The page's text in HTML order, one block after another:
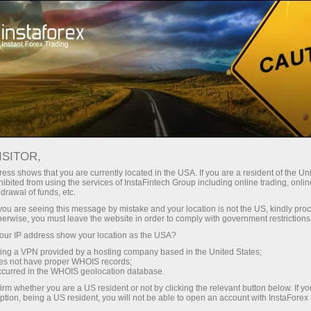
Journaliste de demandes de renseignements
Journalist inquiries
Nous sommes prêts à répondre à vos questions
concernant le fonctionnement du Groupe de
sociétés InstaFintech des: faits, commentaires,
interviews, photographies, des nouvelles et des
annonces. Ce service est uniquement
disponible pour les journalistes et les
représentants des médias de masse.
shows that you are currently located in the USA. If you are a resident of the
from using the services of InstaFintech Group including online trading,
of funds, etc.
are seeing this message by mistake and your location is not the US, kindly
you must leave the website in order to comply with government
IP address show your location as the USA?
a VPN provided by a hosting company based in the United States;
not have proper WHOIS records;
in the WHOIS geolocation database.
whether you are a US resident or not by clicking the relevant button below. If
being a US resident, you will not be able to open an account with InstaForex